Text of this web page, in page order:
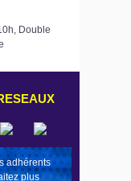
Double
adhérents
plus